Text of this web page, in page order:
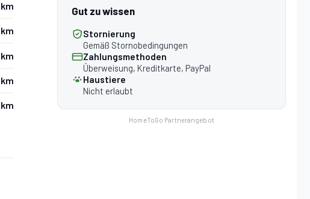
km
km
Gut zu wissen
Stornierung
Gemäß Stornobedingungen
Zahlungsmethoden
Überweisung, Kreditkarte, PayPal
Haustiere
Nicht erlaubt
HomeToGo Partnerangebot